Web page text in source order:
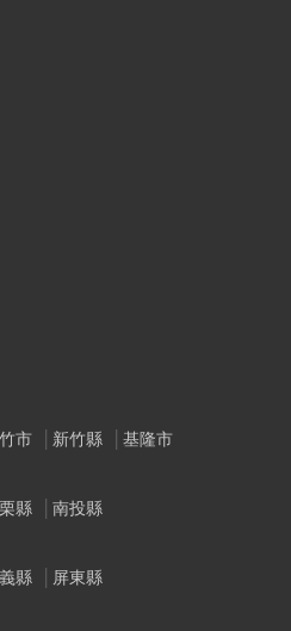
市 新竹縣
基隆市
縣
南投縣
縣
屏東縣